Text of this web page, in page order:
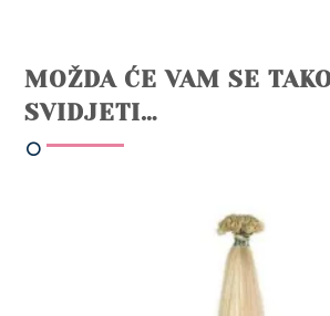
MOŽDA ĆE VAM SE
SVIDJETI…